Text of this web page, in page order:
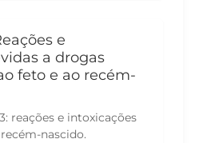
e
a drogas
feto e ao recém-
reações e intoxicações
nascido.